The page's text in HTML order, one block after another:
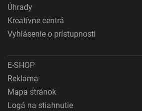
Úhrady
Kreatívne centrá
Vyhlásenie o prístupnosti
E-SHOP
Reklama
Mapa stránok
Logá na stiahnutie